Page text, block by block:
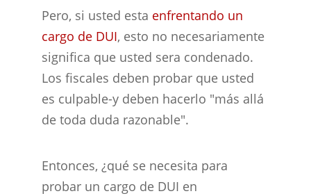
Pero, si usted esta enfrentando un
cargo de DUI, esto no necesariamente
significa que usted sera condenado.
Los fiscales deben probar que usted
es culpable-y deben hacerlo "más allá
de toda duda razonable".
Entonces, ¿qué se necesita para
probar un cargo de DUI en